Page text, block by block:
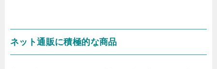
ネット通販に積極的な商品